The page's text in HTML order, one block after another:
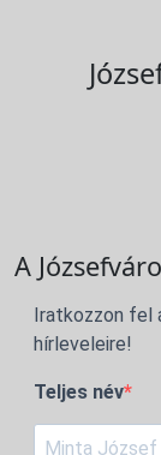
A
Iratkozzon fel
hírleveleire!
Teljes név